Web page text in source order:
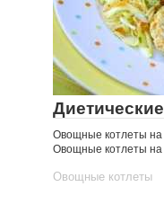
Овощные котлеты на
Овощные котлеты на
Овощные котлеты